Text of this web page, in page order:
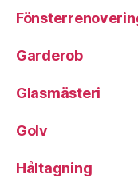
Garderob
Glasmästeri
Golv
Håltagning